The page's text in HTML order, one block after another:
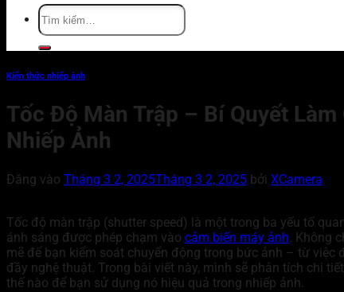
Tìm
kiếm:
Kiến thức nhiếp ảnh
Tốc Độ Màn Trập – Bí Quyết
Nhiếp Ảnh
Đăng vào Tháng 3 2, 2025Tháng 3 2, 2025 bởi XCamera
Tốc độ màn trập (shutter speed) là một trong ba yếu tố
ánh sáng được phép chạm vào cảm biến máy ảnh. Không
mẽ để bạn kiểm soát chuyển động trong bức ảnh – từ
đầy nghệ thuật. Trong bài viết này, mình sẽ phân tích chi
thế nào để bạn sử dụng nó hiệu quả trong nhiếp ảnh.